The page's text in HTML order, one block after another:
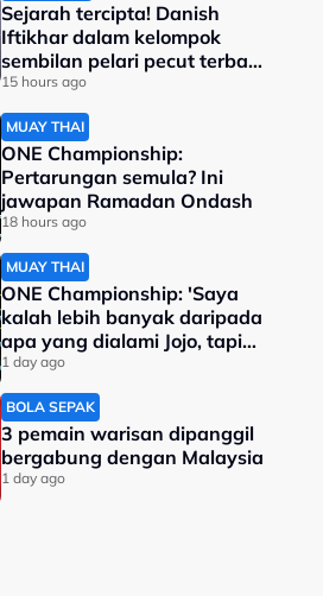
Sejarah tercipta! Danish
Iftikhar dalam kelompok
sembilan pelari pecut terbaik
dunia
15 hours ago
MUAY THAI
ONE Championship:
Pertarungan semula? Ini
jawapan Ramadan Ondash
18 hours ago
MUAY THAI
ONE Championship: 'Saya
kalah lebih banyak daripada
apa yang dialami Jojo, tapi
saya jadi juara dunia'
1 day ago
BOLA SEPAK
3 pemain warisan dipanggil
bergabung dengan Malaysia
1 day ago